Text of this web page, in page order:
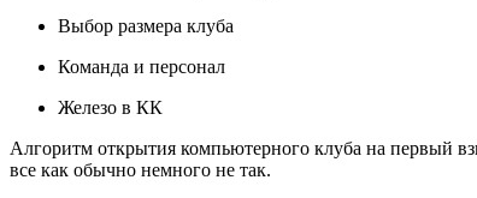
Выбор размера клуба
Команда и персонал
Железо в КК
Алгоритм открытия компьютерного клуба на первый
все как обычно немного не так.